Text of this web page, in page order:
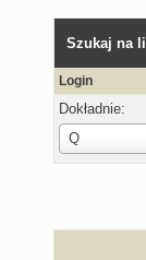
Szukaj na
Login
Dokładnie:
Q
Login